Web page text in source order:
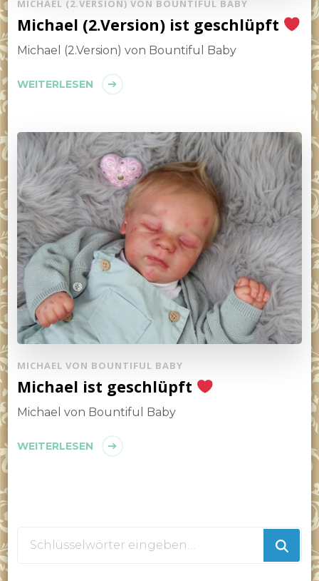
MICHAEL (2.VERSION) VON BOUNTIFUL BABY
Michael (2.Version) ist geschlüpft
Michael (2.Version) von Bountiful Baby
WEITERLESEN
MICHAEL VON BOUNTIFUL BABY
Michael ist geschlüpft
Michael von Bountiful Baby
WEITERLESEN